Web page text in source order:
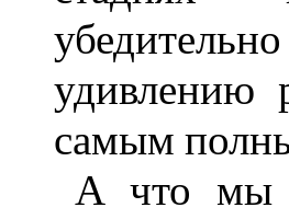
удивлению
самым
А что мы